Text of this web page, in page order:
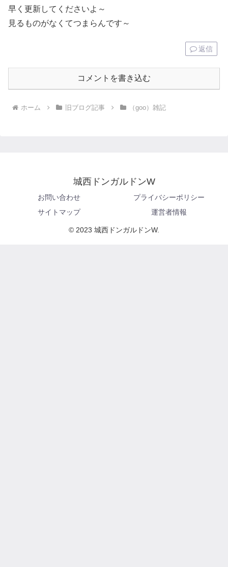
早く更新してくださいよ～
見るものがなくてつまらんです～
返信
コメントを書き込む
ホーム 旧ブログ記事 （goo）雑記
城西ドンガルドンW
お問い合わせ
プライバシーポリシー
サイトマップ
運営者情報
© 2023 城西ドンガルドンW.